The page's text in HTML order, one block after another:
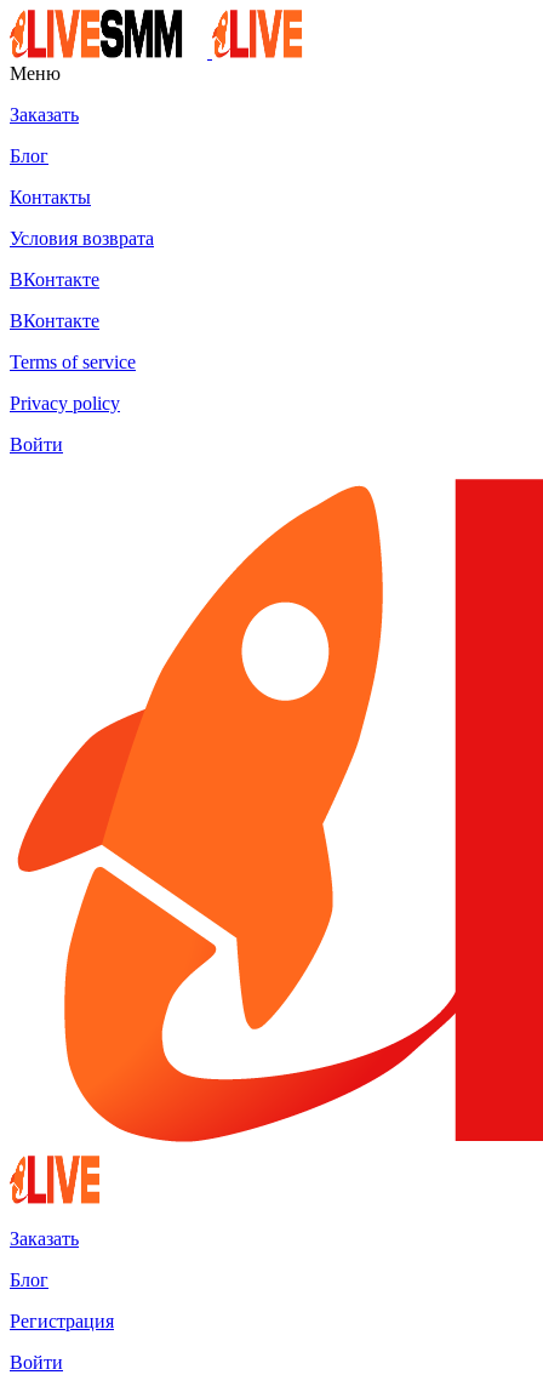
Меню
Заказать
Блог
Контакты
Условия возврата
ВКонтакте
ВКонтакте
Terms of service
Privacy policy
Войти
Заказать
Блог
Регистрация
Войти